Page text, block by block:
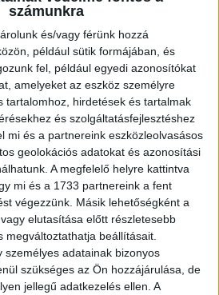
számunkra
és/vagy férünk hozzá
például sütik formájában, és
fel, például egyedi azonosítókat
amelyeket az eszköz személyre
tartalomhoz, hirdetések és tartalmak
és szolgáltatásfejlesztéshez
mi és a partnereink eszközleolvasásos
geolokációs adatokat és azonosítási
A megfelelő helyre kattintva
mi és a 1733 partnereink a fent
végezzünk. Másik lehetőségként a
elutasítása előtt részletesebb
megváltoztathatja beállításait.
személyes adatainak bizonyos
szükséges az Ön hozzájárulása, de
jellegű adatkezelés ellen. A
Ezzel a díjjal a szakma
és a jó példák
Emiatt a shortlist-es
is nyilvánosan fogják
A PREXA egyik
nemzetközi zsűri, ami
a külföldi
- mondta el
a Magyar PR